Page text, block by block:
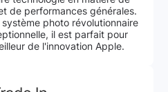
de performances générales.
photo révolutionnaire
il est parfait pour
de l'innovation Apple.